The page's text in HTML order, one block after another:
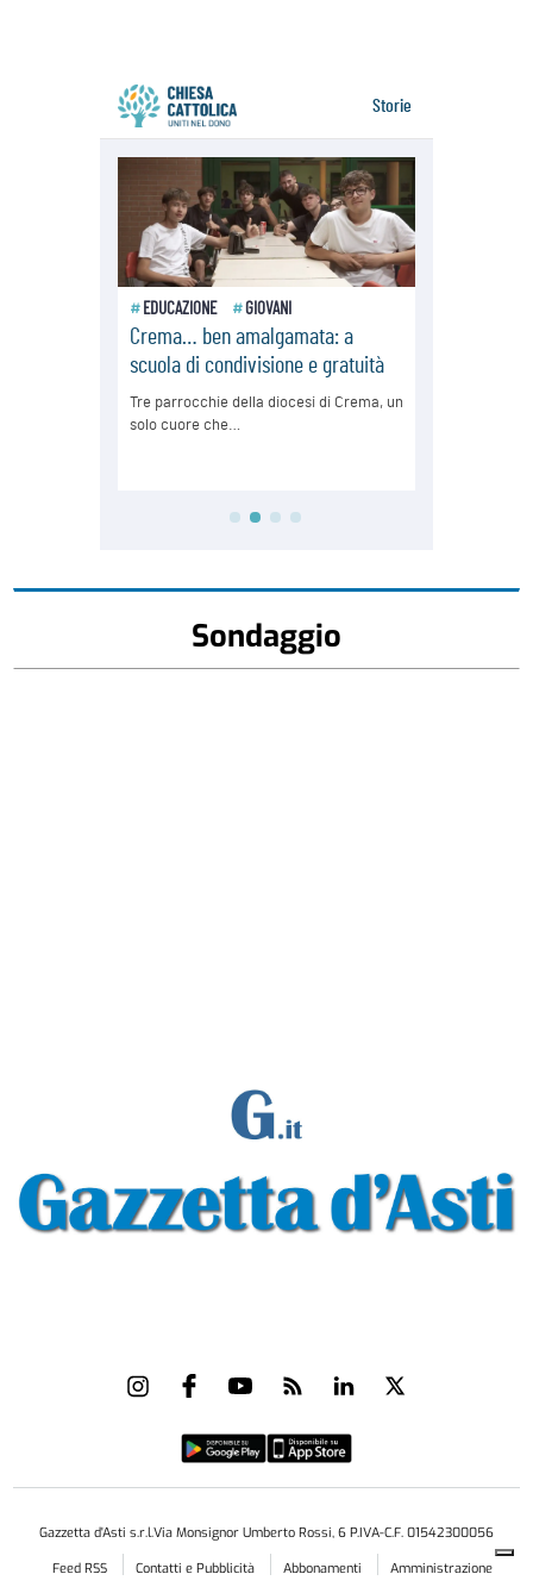
Sondaggio
Gazzetta d'Asti s.r.l.Via Monsignor Umberto Rossi, 6 P.IVA-C.F. 01542300056
Feed RSS
Contatti e Pubblicità Abbonamenti
Amministrazione